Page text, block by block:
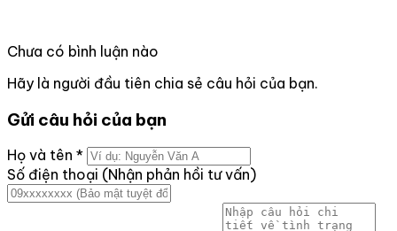
Chưa có bình luận nào
Hãy là người đầu tiên chia sẻ câu hỏi của bạn.
Gửi câu hỏi của bạn
Họ và tên *
Số điện thoại (Nhận phản hồi tư vấn)